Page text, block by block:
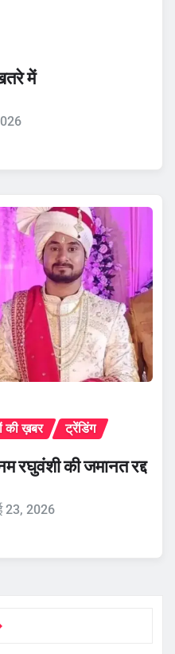
में
की ख़बर ट्रेंडिंग
रघुवंशी की जमानत रद्द
23, 2026